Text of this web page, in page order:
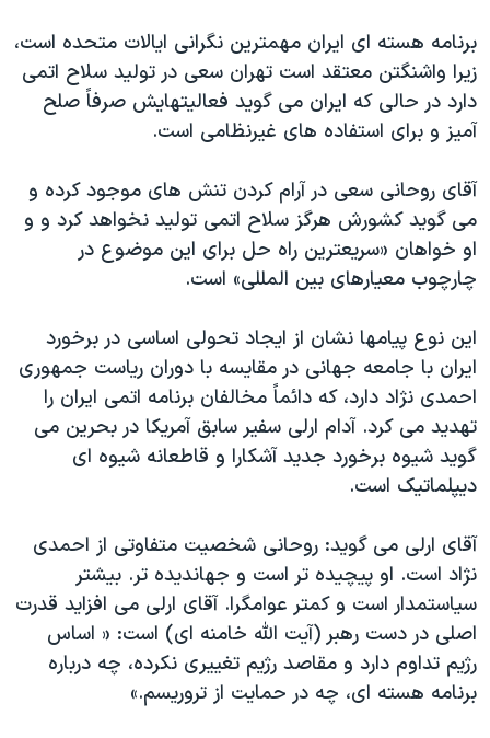
آرشیو پخش زنده
مجموعه مستندهای دادخواهی
تریبونال مردمی آبان ۹۸
دادگاه حمید نوری
قانون شفافیت دارائی کادر رهبری ایران
اعتراضات مردمی آبان ۹۸
اسرائیل در جنگ
نرگس محمدی برنده جایزه نوبل صلح
همایش محافظه‌کاران آمریکا «سی‌پک»
صفحه‌های ویژه
سفر پرزیدنت ترامپ به چین
برنامه هسته ای ایران مهمترین نگرانی ایالات متحده است،
زیرا واشنگتن معتقد است تهران سعی در تولید سلاح اتمی
دارد در حالی که ایران می گوید فعالیتهایش صرفاً صلح
آمیز و برای استفاده های غیرنظامی است.
آقای روحانی سعی در آرام کردن تنش های موجود کرده و
می گوید کشورش هرگز سلاح اتمی تولید نخواهد کرد و و
او خواهان «سریعترین راه حل برای این موضوع در
چارچوب معیارهای بین المللی» است.
این نوع پیامها نشان از ایجاد تحولی اساسی در برخورد
ایران با جامعه جهانی در مقایسه با دوران ریاست جمهوری
احمدی نژاد دارد، که دائماً مخالفان برنامه اتمی ایران را
تهدید می کرد. آدام ارلی سفیر سابق آمریکا در بحرین می
گوید شیوه برخورد جدید آشکارا و قاطعانه شیوه ای
دیپلماتیک است.
آقای ارلی می گوید: روحانی شخصیت متفاوتی از احمدی
نژاد است. او پیچیده تر است و جهاندیده تر. بیشتر
سیاستمدار است و کمتر عوامگرا. آقای ارلی می افزاید قدرت
اصلی در دست رهبر (آیت الله خامنه ای) است: « اساس
رژیم تداوم دارد و مقاصد رژیم تغییری نکرده، چه درباره
برنامه هسته ای، چه در حمایت از تروریسم.»